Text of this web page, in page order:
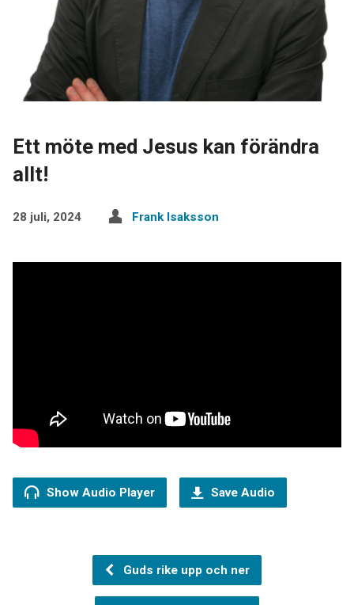
Ett möte med Jesus kan förändra
allt!
28 juli, 2024 Frank Isaksson
Show Audio Player Save Audio
Guds rike upp och ner